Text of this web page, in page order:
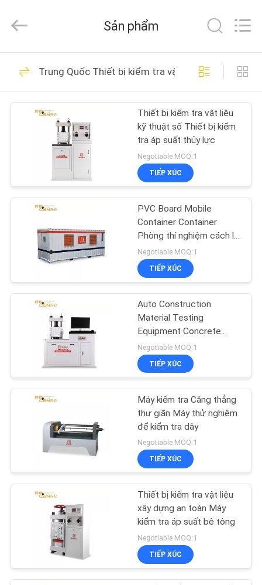
TRANG
CHỦ
VỀ
CHÚNG
QUAN
SOÁT
LƯỢNG
LIÊN
HỆ
CHÚNG
YÊU
cung
Copyright
-
Chỉ số mô men tải
19
Chỉ báo tải an toàn
tự động
6
Chỉ số tải trọng an
toàn cầu trục
Hệ thống chống cẩu
trục tháp
13
Sản phẩm
Trung Quốc Thiết bị kiểm tra vật liệu xây dựng
Thiết bị kiểm tra vật liệu
kỹ thuật số Thiết bị kiểm
tra áp suất thủy lực
Negotiable MOQ:1
TIẾP XÚC
PVC Board Mobile
Container Container
Phòng thí nghiệm cách ly
sàn cao su
Negotiable MOQ:1
TIẾP XÚC
Auto Construction
Material Testing
Equipment Concrete
Pressure Testing
Machinefunction
gtElInit() {var lib = new
'vi', function () {});}
Negotiable MOQ:1
TIẾP XÚC
Máy kiểm tra Căng thẳng
thư giãn Máy thử nghiệm
để kiểm tra dây
Negotiable MOQ:1
TIẾP XÚC
Thiết bị kiểm tra vật liệu
xây dựng an toàn Máy
kiểm tra áp suất bê tông
Negotiable MOQ:1
TIẾP XÚC